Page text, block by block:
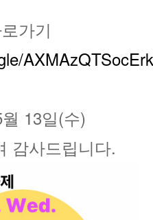
가기
13일(수)
감사드립니다.